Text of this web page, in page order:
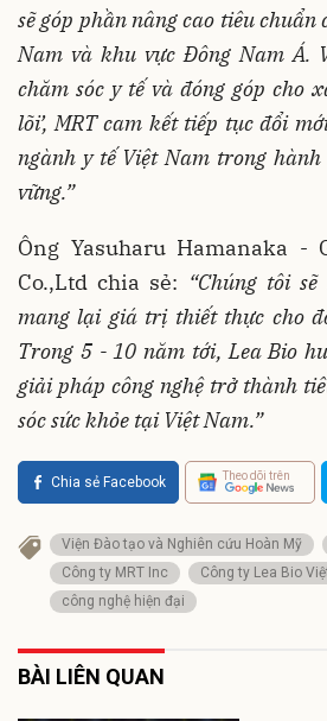
sẽ góp phần nâng cao tiêu chuẩn
Nam và khu vực Đông Nam Á.
chăm sóc y tế và đóng góp cho
lõi’, MRT cam kết tiếp tục đổi
ngành y tế Việt Nam trong
vững.”
Ông Yasuharu Hamanaka -
Co.,Ltd chia sẻ: “Chúng tôi
mang lại giá trị thiết thực cho
Trong 5 - 10 năm tới, Lea Bio
giải pháp công nghệ trở thành
sóc sức khỏe tại Việt Nam.”
Chia sẻ Facebook Theo dõi trên
Viện Đào tạo và Nghiên cứu Hoàn Mỹ
Công ty MRT Inc
Công ty Lea Bio
công nghệ hiện đại
BÀI LIÊN QUAN